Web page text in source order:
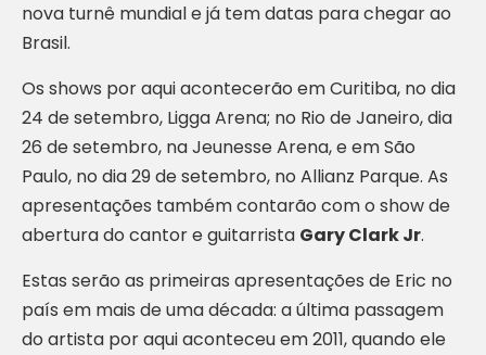
nova turnê mundial e já tem datas para chegar ao
Brasil.
Os shows por aqui acontecerão em Curitiba, no dia
24 de setembro, Ligga Arena; no Rio de Janeiro, dia
26 de setembro, na Jeunesse Arena, e em São
Paulo, no dia 29 de setembro, no Allianz Parque. As
apresentações também contarão com o show de
abertura do cantor e guitarrista Gary Clark Jr.
Estas serão as primeiras apresentações de Eric no
país em mais de uma década: a última passagem
do artista por aqui aconteceu em 2011, quando ele